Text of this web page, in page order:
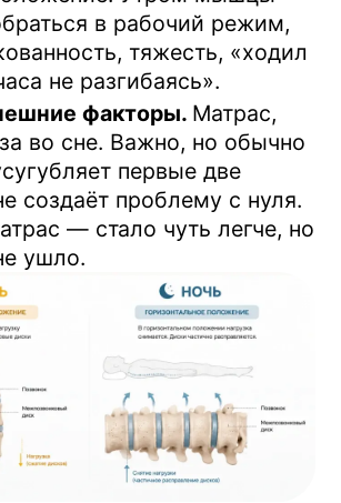
и
мало
советов —
подушка с
на спине. Это
но они решают
позвоночник
— позвоночник в
Встали — опять всё то
мышцы, уставшие
распределение
скованность
неделю.
«разогнаться», но
держать
тренирует.
и повороты
мышцами — они и
утро началось
разгрузки ночью
за 10–15 минут
по-настоящему